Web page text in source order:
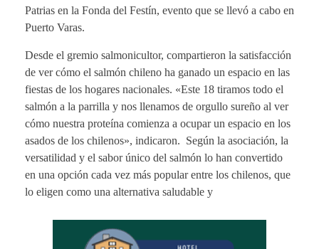
Patrias en la Fonda del Festín, evento que se llevó a cabo en
Puerto Varas.
Desde el gremio salmonicultor, compartieron la satisfacción
de ver cómo el salmón chileno ha ganado un espacio en las
fiestas de los hogares nacionales. «Este 18 tiramos todo el
salmón a la parrilla y nos llenamos de orgullo sureño al ver
cómo nuestra proteína comienza a ocupar un espacio en los
asados de los chilenos», indicaron. Según la asociación, la
versatilidad y el sabor único del salmón lo han convertido
en una opción cada vez más popular entre los chilenos, que
lo eligen como una alternativa saludable y